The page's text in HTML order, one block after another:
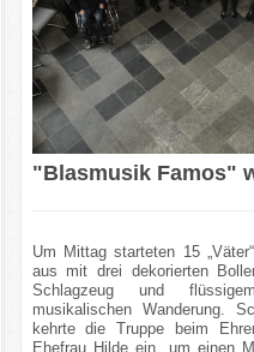
"Blasmusik Famos"
Um Mittag starteten 15
aus mit drei dekorierten
Schlagzeug und
musikalischen Wanderung.
kehrte die Truppe beim
Ehefrau Hilde ein, um einen